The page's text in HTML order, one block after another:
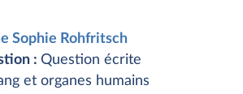
Sophie Rohfritsch
: Question écrite
et organes humains